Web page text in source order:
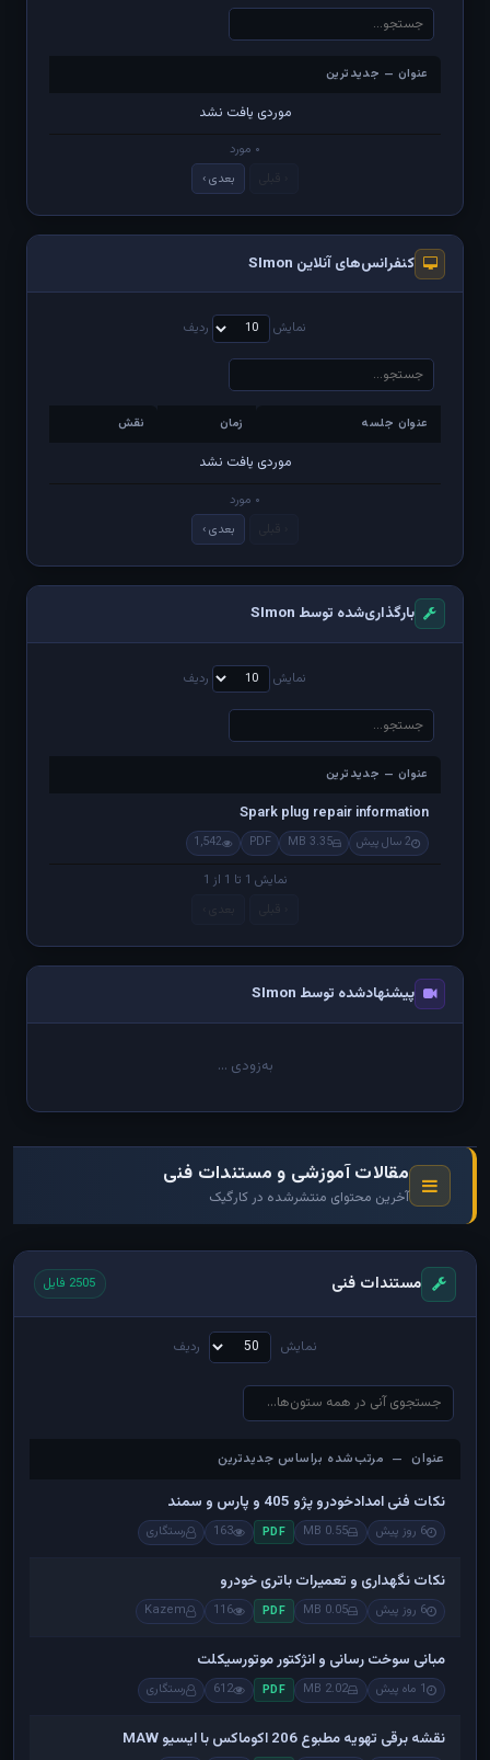
عنوان — جدیدترین
موردی یافت نشد
۰ مورد
بعدی ›
کنفرانس‌های آنلاین SImon
نمایش ردیف
عنوان جلسه زمان
نقش
زمان
موردی یافت نشد
۰ مورد
بعدی ›
بارگذاری‌شده توسط SImon
نمایش ردیف
عنوان — جدیدترین
عنوان — جدیدترین
Spark plug repair information
2 سال پیش 3.35 MB
PDF
1,542
نمایش 1 تا 1 از 1
پیشنهادشده توسط SImon
به‌زودی ...
مقالات آموزشی و مستندات فنی
آخرین محتوای منتشرشده در کارگیک
مستندات فنی 2505 فایل
نمایش ردیف
عنوان — مرتب‌شده براساس جدیدترین
عنوان — مرتب‌شده براساس جدیدترین
نکات فنی امدادخودرو پژو 405 و پارس و سمند
6 روز پیش 0.55 MB
PDF
163 رستگاری
نکات نگهداری و تعمیرات باتری خودرو
6 روز پیش 0.05 MB
PDF
116
Kazem
مبانی سوخت رسانی و انژکتور موتورسیکلت
1 ماه پیش 2.02 MB
PDF
612 رستگاری
نقشه برقی تهویه مطبوع 206 اکوماکس با ایسیو MAW